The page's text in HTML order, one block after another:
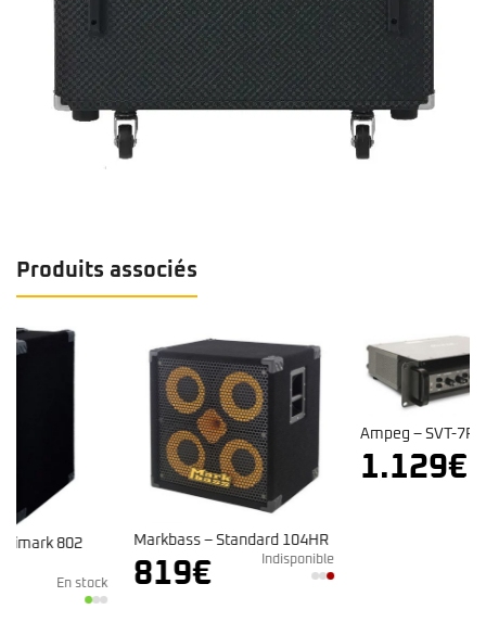
Produits associés
Markbass – Standard 104HR
819€ Indisponible
Ampeg – SVT-7PRO
1.129 € Indisponible